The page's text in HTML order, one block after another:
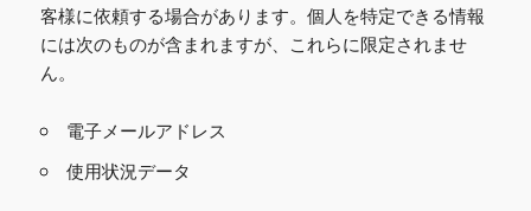
客様に依頼する場合があります。個人を特定できる情報
には次のものが含まれますが、これらに限定されませ
ん。
電子メールアドレス
使用状況データ